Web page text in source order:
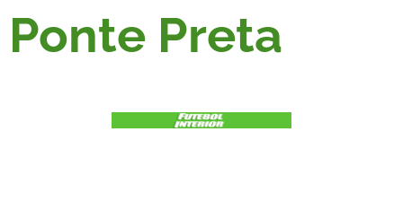
Ponte Preta